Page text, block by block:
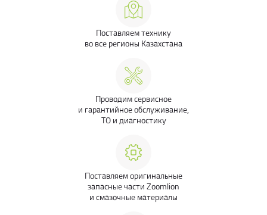
Поставляем технику
во все регионы Казахстана
Проводим сервисное
и гарантийное обслуживание,
ТО и диагностику
Поставляем оригинальные
запасные части Zoomlion
и смазочные материалы